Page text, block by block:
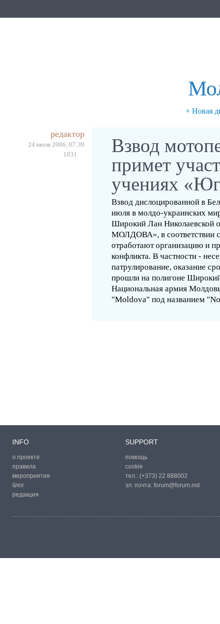
+ Новая
редактор
24 июля 2006, 07:39
1831
Взвод
примет
учениях
Взвод дислоцированной в
июля в молдо-украинских
Широкий Лан Николаевской
МОЛДОВА», в соответствии
отработают организацию и
конфликта. В частности -
патрулирование, оказание
прошли на полигоне
Национальная армия
"Moldova" под названием
INFO
о проекте
правила
мероприятия
блог
редакция
SUPPORT
помощь
cookie
тел.: (+373) 22 888002
эл. почта: forum@forum.md